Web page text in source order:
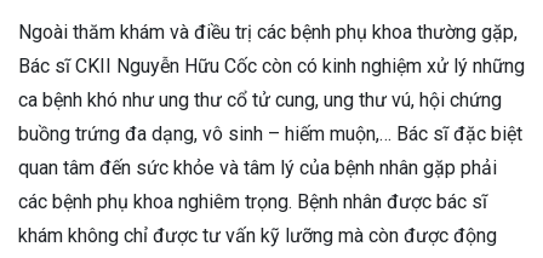
Ngoài thăm khám và điều trị các bệnh phụ khoa thường gặp,
Bác sĩ CKII Nguyễn Hữu Cốc còn có kinh nghiệm xử lý những
ca bệnh khó như ung thư cổ tử cung, ung thư vú, hội chứng
buồng trứng đa dạng, vô sinh – hiếm muộn,… Bác sĩ đặc biệt
quan tâm đến sức khỏe và tâm lý của bệnh nhân gặp phải
các bệnh phụ khoa nghiêm trọng. Bệnh nhân được bác sĩ
khám không chỉ được tư vấn kỹ lưỡng mà còn được động